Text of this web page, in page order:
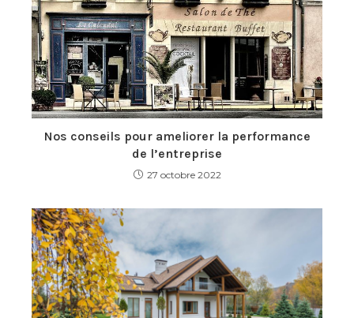
Nos conseils pour ameliorer la performance
de l’entreprise
27 octobre 2022